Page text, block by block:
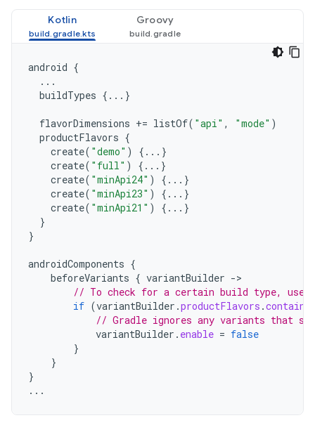
Kotlin Groovy
android {
...
buildTypes {...}
flavorDimensions += listOf( "api" , "mode" )
productFlavors {
create( "demo" )
{...}
create( "full" )
{...}
create( "minApi24" )
{...}
create( "minApi23" )
{...}
create( "minApi21" )
{...}
}
}
androidComponents {
beforeVariants { variantBuilder ->
// To check for a certain build type, use
if (variantBuilder .productFlavors .
// Gradle ignores any variants that
variantBuilder . enable = false
}
}
}
...